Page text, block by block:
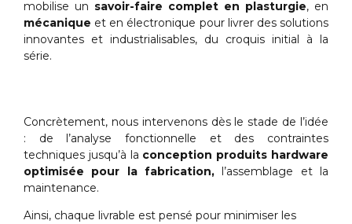
mobilise un savoir-faire complet en plasturgie, en
mécanique et en électronique pour livrer des solutions
innovantes et industrialisables, du croquis initial à la
série.
Concrètement, nous intervenons dès le stade de l’idée
: de l’analyse fonctionnelle et des contraintes
techniques jusqu’à la conception produits hardware
optimisée pour la fabrication, l’assemblage et la
maintenance.
Ainsi, chaque livrable est pensé pour minimiser les